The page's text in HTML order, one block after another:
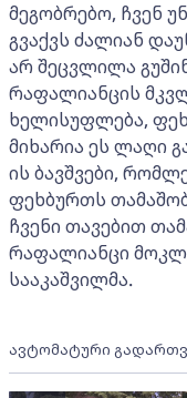
მეგობრებო, ჩვენ
გვაქვს ძალიან
არ შეცვლილა
რაფალიანცის
ხელისუფლება,
მიხარია ეს ლაღი
ის ბავშვები,
ფეხბურთს
ჩვენი თავებით
რაფალიანცი
სააკაშვილმა.
ავტომატური